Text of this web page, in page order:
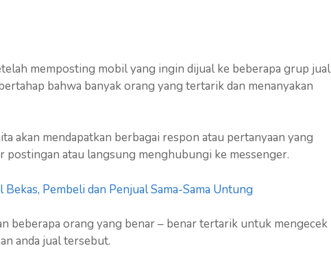
memposting mobil yang ingin dijual ke beberapa grup jual
bahwa banyak orang yang tertarik dan menanyakan
akan mendapatkan berbagai respon atau pertanyaan yang
postingan atau langsung menghubungi ke messenger.
Pembeli dan Penjual Sama-Sama Untung
beberapa orang yang benar – benar tertarik untuk mengecek
anda jual tersebut.